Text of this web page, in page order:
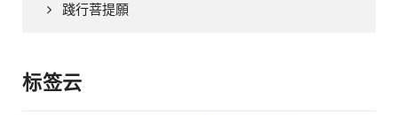
踐行菩提願
标签云